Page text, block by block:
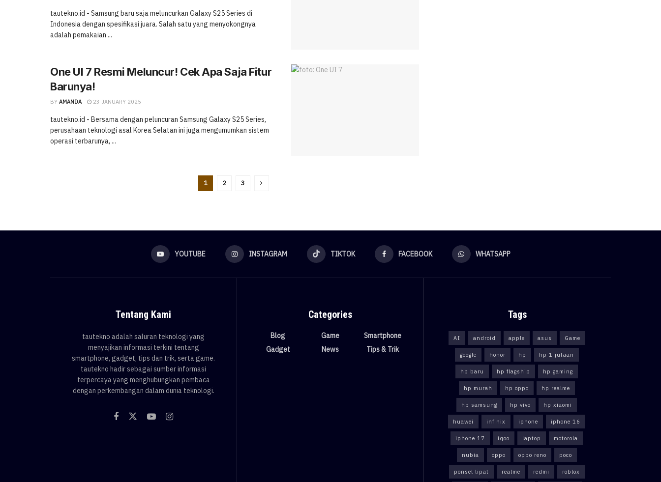
tautekno.id - Samsung baru saja meluncurkan Galaxy S25 Series di
Indonesia dengan spesifikasi juara. Salah satu yang menyokongnya
adalah pemakaian ...
One UI 7 Resmi Meluncur! Cek Apa Saja Fitur
Barunya!
BY AMANDA 23 JANUARY 2025
tautekno.id - Bersama dengan peluncuran Samsung Galaxy S25 Series,
perusahaan teknologi asal Korea Selatan ini juga mengumumkan sistem
operasi terbarunya, ...
1 2 3
YOUTUBE INSTAGRAM TIKTOK FACEBOOK WHATSAPP
Tentang Kami
tautekno adalah saluran teknologi yang
menyajikan informasi terkini tentang
smartphone, gadget, tips dan trik, serta game.
tautekno hadir sebagai sumber informasi
terpercaya yang menghubungkan pembaca
dengan perkembangan dalam dunia teknologi.
Categories
Blog
Gadget
Game
News
Smartphone
Tips & Trik
Tags
AI android apple asus Game
google honor hp hp 1 jutaan
hp baru hp flagship hp gaming
hp murah hp oppo hp realme
hp samsung hp vivo hp xiaomi
huawei infinix iphone iphone 16
iphone 17 iqoo laptop motorola
nubia oppo oppo reno poco
ponsel lipat realme redmi roblox